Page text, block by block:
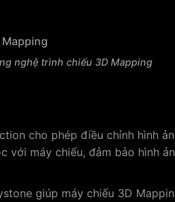
nghệ trình chiếu 3D Mapping
cho phép điều chỉnh hình
với máy chiếu, đảm bảo hình
giúp máy chiếu 3D